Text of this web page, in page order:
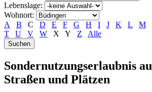
Lebenslage:
Wohnort:
A
B C D E F G H I J K L M
T
U V W X Y Z Alle
Sondernutzungserlaubnis
Straßen und Plätzen